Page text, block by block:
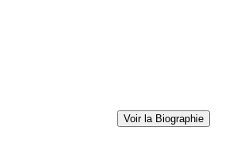
Voir la Biographie